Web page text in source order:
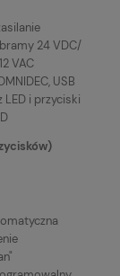
24 VDC/
VAC
USB
i przyciski